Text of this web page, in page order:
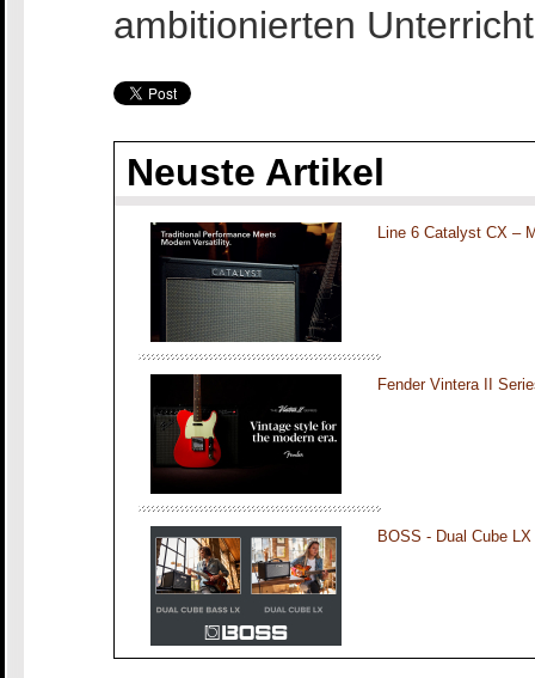
ambitionierten
Neuste Artikel
Line 6 Catalyst CX –
Fender Vintera II
BOSS - Dual Cube